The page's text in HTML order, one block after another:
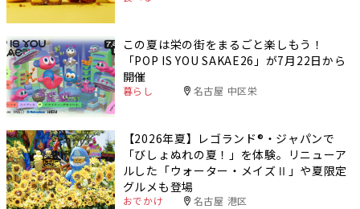
この夏は栄の街をまるごと楽しもう！
「POP IS YOU SAKAE26」が7月22日から
開催
暮らし 名古屋 中区栄
【2026年夏】レゴランド®・ジャパンで
「びしょぬれの夏！」を体験。リニューア
ルした「ウォーター・メイズⅡ」や夏限定
グルメも登場
おでかけ 名古屋 港区